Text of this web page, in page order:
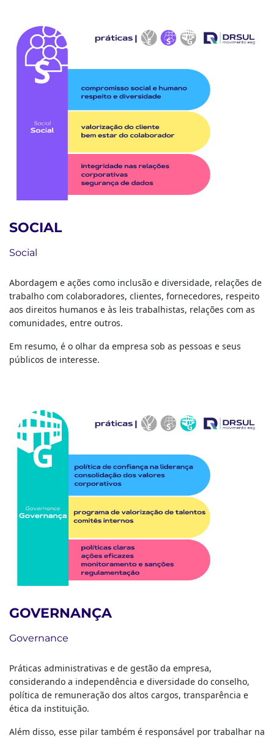
SOCIAL
Social
Abordagem e ações como inclusão e diversidade, relações de
trabalho com colaboradores, clientes, fornecedores, respeito
aos direitos humanos e às leis trabalhistas, relações com as
comunidades, entre outros.
Em resumo, é o olhar da empresa sob as pessoas e seus
públicos de interesse.
GOVERNANÇA
Governance
Práticas administrativas e de gestão da empresa,
considerando a independência e diversidade do conselho,
política de remuneração dos altos cargos, transparência e
ética da instituição.
Além disso, esse pilar também é responsável por trabalhar na